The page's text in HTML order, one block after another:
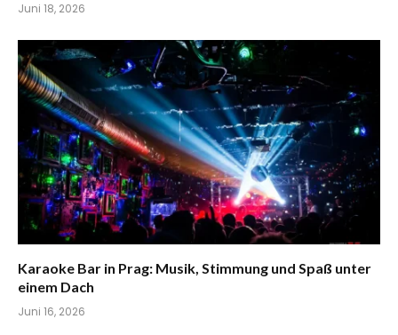
Juni 18, 2026
Karaoke Bar in Prag: Musik, Stimmung und Spaß unter
einem Dach
Juni 16, 2026